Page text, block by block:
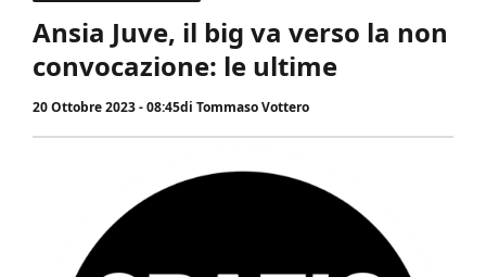
Ansia Juve, il big va verso la non
convocazione: le ultime
20 Ottobre 2023 - 08:45di Tommaso Vottero